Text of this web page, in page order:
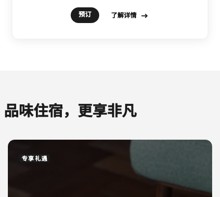
预订 了解详情
品味住宿，更享非凡
专享礼遇